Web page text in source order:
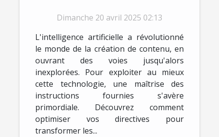
de contenu en IA
Dimanche 20 avril 2025 02:13
L'intelligence artificielle a révolutionné
le monde de la création de contenu, en
ouvrant des voies jusqu'alors
inexplorées. Pour exploiter au mieux
cette technologie, une maîtrise des
instructions fournies s'avère
primordiale. Découvrez comment
optimiser vos directives pour
transformer les...